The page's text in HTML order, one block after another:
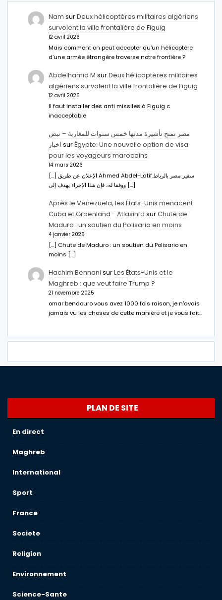
Nam surDeux hélicoptères militaires algériens
survolent la ville frontalière de Figuig
12 avril 2026
Mais comment on peut accepter qu’un hélicoptère
d’une armée étrangère traverse notre frontière ?
Abdelhamid M surDeux hélicoptères militaires
algériens survolent la ville frontalière de Figuig
12 avril 2026
Il faut installer des anti missiles à Figuig c
inacceptable
مصر تمنح تأشيرة مدتها خمس سنوات للمغاربة – نبض
اخبار surÉgypte: Une nouvelle option de visa
pour les voyageurs marocains
14 mars 2026
[…] الإعلان عن طريق Ahmed Abdel-Latifسفير مصر بالرباط.
ووفقا له، فإن هذا الإجراء يهدف إلى […]
Après le Venezuela, les États-Unis menacent
Cuba et Groenland - Atlasinfo surChute de
Maduro : un soutien du Polisario en moins
4 janvier 2026
[…] Chute de Maduro : un soutien du Polisario en
moins […]
Hachim Bennani surLes États-Unis et le
Maghreb : que veut faire Trump ?
21 novembre 2025
omar bendouro vous avez 1000 fois raison, je n'avais
jamais vu les choses de cette manière et je vous fait…
PLAN DE SITE
En direct
Maghreb
International
Sport
France
Societe
Religion
Environnement
Science-Sante